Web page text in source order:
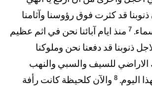
قد كثرت فوق رؤوسنا وآثامنا
7 منذ ايام آبائنا نحن في اثم عظيم
ذنوبنا قد دفعنا نحن وملوكنا
الاراضي للسيف والسبي والنهب
اليوم. 8 والآن كلحيظة كانت رأفة